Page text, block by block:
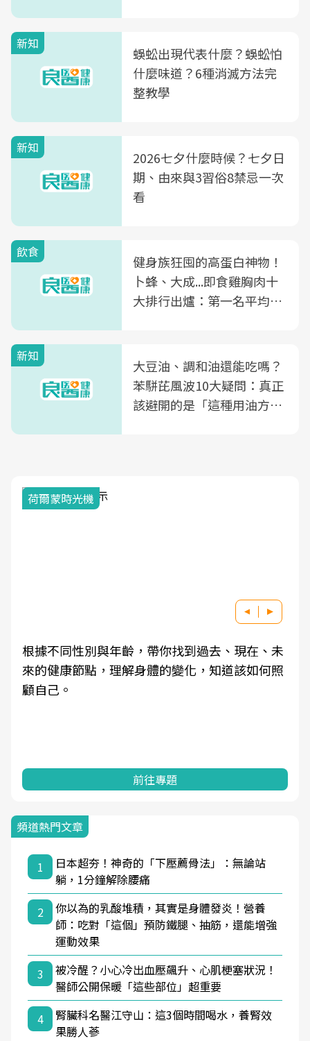
新知
蜈蚣出現代表什麼？蜈蚣怕
什麼味道？6種消滅方法完
整教學
新知
2026七夕什麼時候？七夕日
期、由來與3習俗8禁忌一次
看
飲食
健身族狂囤的高蛋白神物！
卜蜂、大成...即食雞胸肉十
大排行出爐：第一名平均一
新知
大豆油、調和油還能吃嗎？
苯駢芘風波10大疑問：真正
該避開的是「這種用油方
荷爾蒙時光機
根據不同性別與年齡，帶你找到過去、現在、未
來的健康節點，理解身體的變化，知道該如何照
顧自己。
前往專題
頻道熱門文章
1
日本超夯！神奇的「下壓薦骨法」：無論站
躺，1分鐘解除腰痛
2
你以為的乳酸堆積，其實是身體發炎！營養
師：吃對「這個」預防鐵腿、抽筋，還能增強
運動效果
3
被冷醒？小心冷出血壓飆升、心肌梗塞狀況！
醫師公開保暖「這些部位」超重要
4
腎臟科名醫江守山：這3個時間喝水，養腎效
果勝人蔘